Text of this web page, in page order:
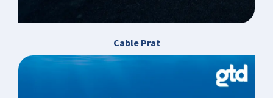
Cable Prat